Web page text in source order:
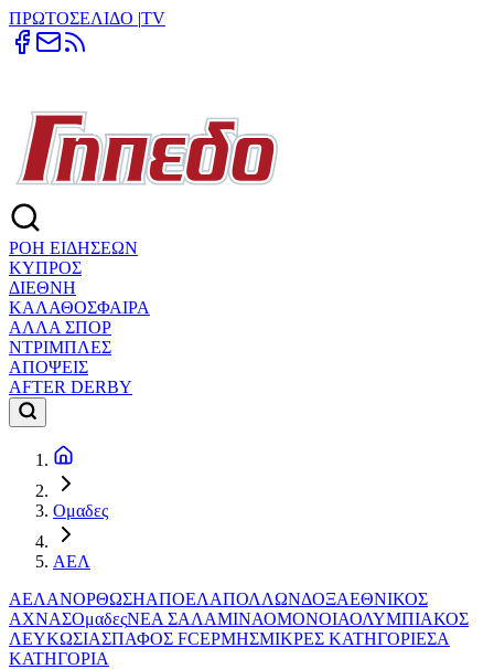
ΠΡΩΤΟΣΕΛΙΔΟ |TV
ΡΟΗ ΕΙΔΗΣΕΩΝ
ΚΥΠΡΟΣ
ΔΙΕΘΝΗ
ΚΑΛΑΘΟΣΦΑΙΡΑ
ΑΛΛΑ ΣΠΟΡ
ΝΤΡΙΜΠΛΕΣ
ΑΠΟΨΕΙΣ
AFTER DERBY
Ομαδες
ΑΕΛ
ΑΕΛΑΝΟΡΘΩΣΗΑΠΟΕΛΑΠΟΛΛΩΝΔΟΞΑΕΘΝΙΚΟΣ
ΑΧΝΑΣΟμαδεςΝΕΑ ΣΑΛΑΜΙΝΑΟΜΟΝΟΙΑΟΛΥΜΠΙΑΚΟΣ
ΛΕΥΚΩΣΙΑΣΠΑΦΟΣ FCΕΡΜΗΣΜΙΚΡΕΣ ΚΑΤΗΓΟΡΙΕΣΑ
ΚΑΤΗΓΟΡΙΑ